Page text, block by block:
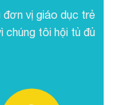
vị giáo dục trẻ
chúng tôi hội tủ đủ